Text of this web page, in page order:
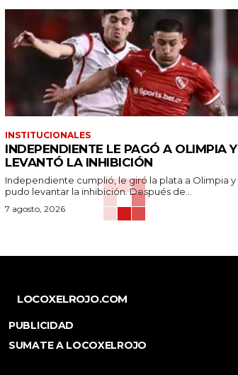
INSTITUCIONALES
INDEPENDIENTE LE PAGÓ A OLIMPIA Y
LEVANTÓ LA INHIBICIÓN
Independiente cumplió, le giró la plata a Olimpia y
pudo levantar la inhibición. Después de...
7 agosto, 2026
LOCOXELROJO.COM
PUBLICIDAD
SUMATE A LOCOXELROJO